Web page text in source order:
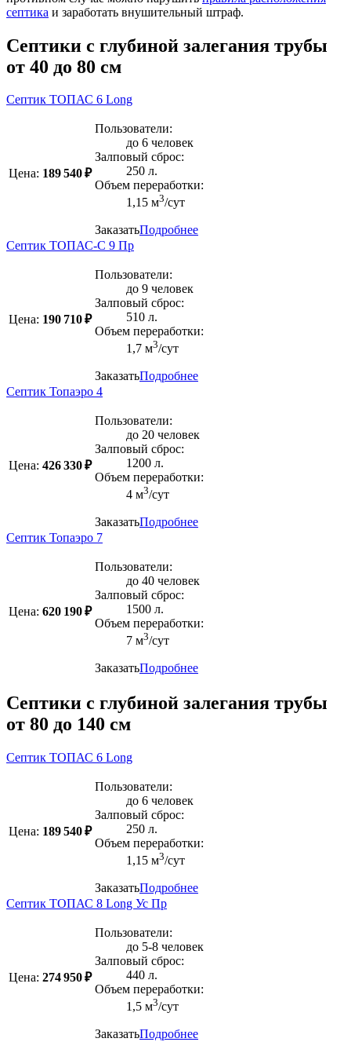
септика и заработать внушительный штраф.
Септики с глубиной залегания трубы
от 40 до 80 см
Септик ТОПАС 6 Long
Цена: 189 540 ₽
Пользователи:
до 6 человек
Залповый сброс:
250 л.
Объем переработки:
1,15 м3/сут
ЗаказатьПодробнее
Септик ТОПАС-С 9 Пр
Цена: 190 710 ₽
Пользователи:
до 9 человек
Залповый сброс:
510 л.
Объем переработки:
1,7 м3/сут
ЗаказатьПодробнее
Септик Топаэро 4
Цена: 426 330 ₽
Пользователи:
до 20 человек
Залповый сброс:
1200 л.
Объем переработки:
4 м3/сут
ЗаказатьПодробнее
Септик Топаэро 7
Цена: 620 190 ₽
Пользователи:
до 40 человек
Залповый сброс:
1500 л.
Объем переработки:
7 м3/сут
ЗаказатьПодробнее
Септики с глубиной залегания трубы
от 80 до 140 см
Септик ТОПАС 6 Long
Цена: 189 540 ₽
Пользователи:
до 6 человек
Залповый сброс:
250 л.
Объем переработки:
1,15 м3/сут
ЗаказатьПодробнее
Септик ТОПАС 8 Long Ус Пр
Цена: 274 950 ₽
Пользователи:
до 5-8 человек
Залповый сброс:
440 л.
Объем переработки:
1,5 м3/сут
ЗаказатьПодробнее